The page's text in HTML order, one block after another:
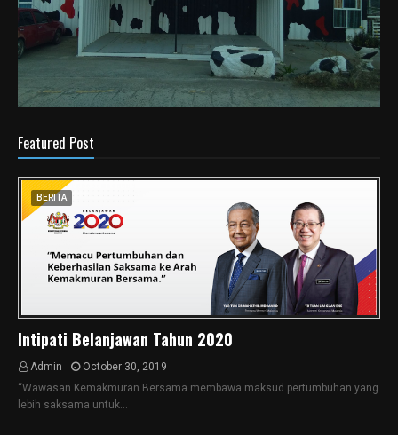
Featured Post
BERITA
Intipati Belanjawan Tahun 2020
Admin
October 30, 2019
“Wawasan Kemakmuran Bersama membawa maksud pertumbuhan yang
lebih saksama untuk…